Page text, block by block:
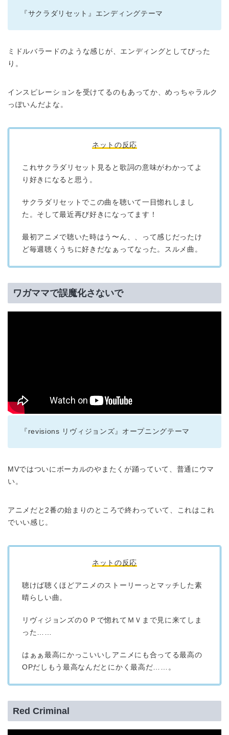
『サクラダリセット』エンディングテーマ
ミドルバラードのような感じが、エンディングとしてぴった
り。
インスピレーションを受けてるのもあってか、めっちゃラルク
っぽいんだよな。
ネットの反応
これサクラダリセット見ると歌詞の意味がわかってよ
り好きになると思う。
サクラダリセットでこの曲を聴いて一目惚れしまし
た。そして最近再び好きになってます！
最初アニメで聴いた時はう〜ん、、って感じだったけ
ど毎週聴くうちに好きだなぁってなった。スルメ曲。
ワガママで誤魔化さないで
『revisions リヴィジョンズ』オープニングテーマ
MVではついにボーカルのやまたくが踊っていて、普通にウマ
い。
アニメだと2番の始まりのところで終わっていて、これはこれ
でいい感じ。
ネットの反応
聴けば聴くほどアニメのストーリーっとマッチした素
晴らしい曲。
リヴィジョンズのＯＰで惚れてＭＶまで見に来てしま
った……
はぁぁ最高にかっこいいしアニメにも合ってる最高の
OPだしもう最高なんだとにかく最高だ……。
Red Criminal